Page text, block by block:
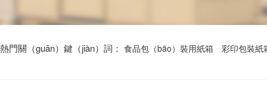
熱門關（guān）鍵（jiàn）詞： 食品包（bāo）裝用紙箱 彩印包裝